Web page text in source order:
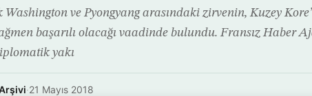
Washington ve Pyongyang arasındaki zirvenin, Kuzey
başarılı olacağı vaadinde bulundu. Fransız Haber
yakı
·21 Mayıs 2018